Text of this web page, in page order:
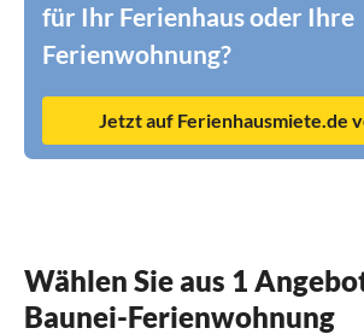
für Ihr Ferienhaus oder Ihre
Ferienwohnung?
Jetzt auf Ferienhausmiete.de
Wählen Sie aus 1
Baunei-Ferienwohnung